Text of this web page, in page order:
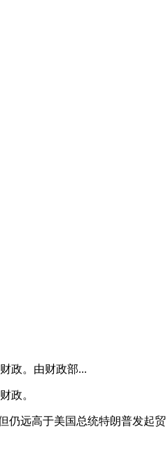
政。由财政部...
政。
远高于美国总统特朗普发起